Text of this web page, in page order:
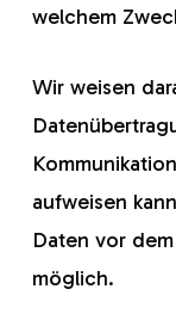
welchem
Wir weisen
aufweisen
Daten vor
möglich.